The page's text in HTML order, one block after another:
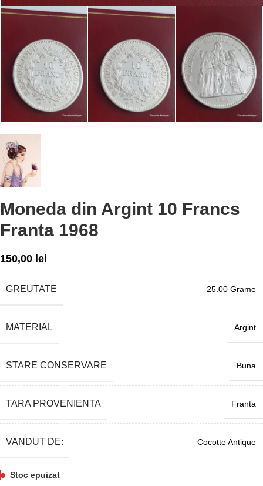
Moneda din Argint 10 Francs
Franta 1968
150,00 lei
GREUTATE 25.00 Grame
MATERIAL Argint
STARE CONSERVARE Buna
TARA PROVENIENTA Franta
VANDUT DE: Cocotte Antique
Stoc epuizat